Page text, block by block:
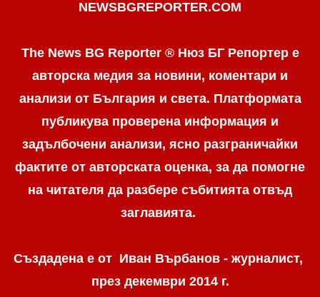
NEWSBGREPORTER.COM
The News BG Reporter ® Нюз БГ Репортер е
авторска медия за новини, коментари и
анализи от България и света. Платформата
публикува проверена информация и
задълбочени анализи, ясно разграничaйки
фактите от авторската оценка, за да помогне
на читателя да разбере събитията отвъд
заглавията.
Създадена е от Иван Върбанов - журналист,
през декември 2014 г.